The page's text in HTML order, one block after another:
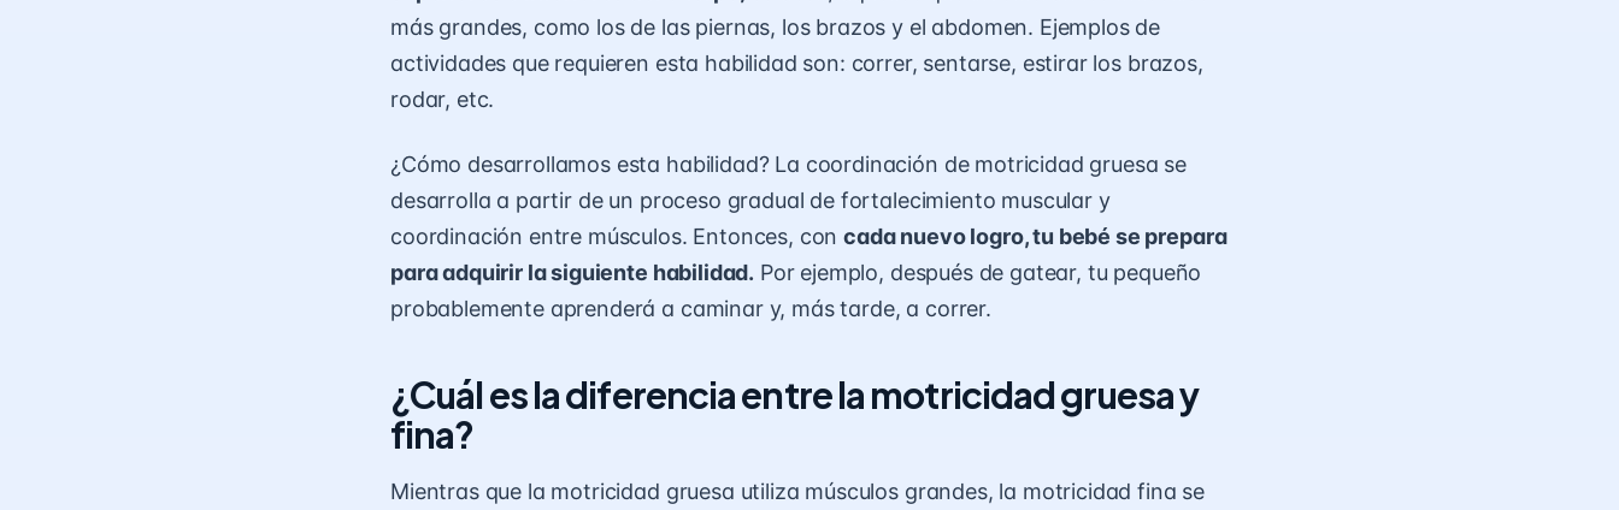
más grandes, como los de las piernas, los brazos y el abdomen. Ejemplos de
actividades que requieren esta habilidad son: correr, sentarse, estirar los brazos,
rodar, etc.
¿Cómo desarrollamos esta habilidad? La coordinación de motricidad gruesa se
desarrolla a partir de un proceso gradual de fortalecimiento muscular y
coordinación entre músculos. Entonces, concada nuevo logro, tu bebé se prepara
para adquirir la siguiente habilidad. Por ejemplo, después de gatear, tu pequeño
probablemente aprenderá a caminar y, más tarde, a correr.
¿Cuál es la diferencia entre la motricidad gruesa y
fina?
Mientras que la motricidad gruesa utiliza músculos grandes, la motricidad fina se